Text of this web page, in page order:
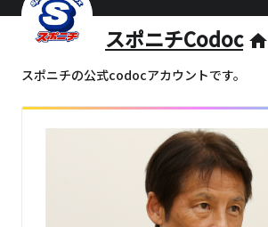
スポニチCodoc home
スポニチの公式codocアカウントです。